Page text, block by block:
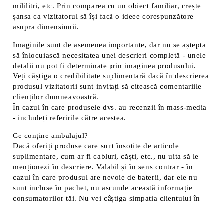
mililitri, etc. Prin comparea cu un obiect familiar, crește
șansa ca vizitatorul să își facă o ideee corespunzătore
asupra dimensiunii.
Imaginile sunt de asemenea importante, dar nu se aștepta
să înlocuiască necesitatea unei descrieri completă - unele
detalii nu pot fi determinate prin imaginea produsului.
Veți câștiga o credibilitate suplimentară dacă în descrierea
produsul vizitatorii sunt invitați să citească comentariile
clienților dumneavoastră.
În cazul în care produsele dvs. au recenzii în mass-media
- includeți referirile către acestea.
Ce conține ambalajul?
Dacă oferiți produse care sunt însoțite de articole
suplimentare, cum ar fi cabluri, căști, etc., nu uita să le
menționezi în descriere. Valabil și în sens contrar - în
cazul în care produsul are nevoie de baterii, dar ele nu
sunt incluse în pachet, nu ascunde această informație
consumatorilor tăi. Nu vei câștiga simpatia clientului în